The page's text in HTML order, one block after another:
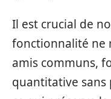
Il est crucial de
fonctionnalité ne
amis communs,
quantitative sans